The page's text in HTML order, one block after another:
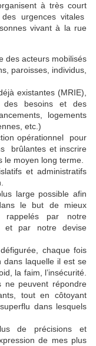
à très court
urgences vitales
vivant à la rue
des acteurs mobilisés
paroisses, individus,
existantes (MRIE),
besoins et des
logements
etc.)
opérationnel pour
brûlantes et inscrire
le moyen long terme.
et administratifs
large possible afin
le but de mieux
rappelés par notre
et par notre devise
chaque fois
dans laquelle il est se
la faim, l’insécurité.
ne peuvent répondre
tout en côtoyant
dans lesquels
de précisions et
de mes plus